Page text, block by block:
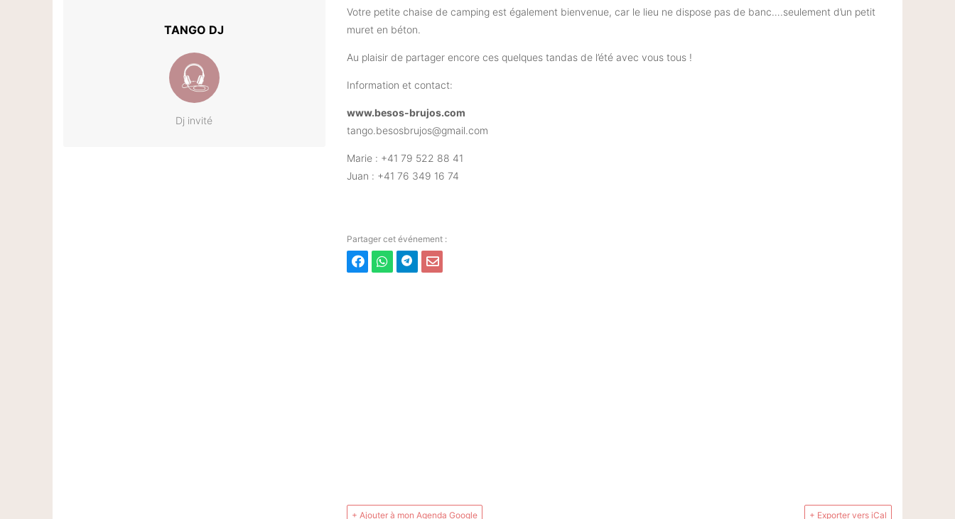
TANGO DJ
Dj invité
Votre petite chaise de camping est également bienvenue, car le lieu ne dispose pas de banc….seulement d’un petit
muret en béton.
Au plaisir de partager encore ces quelques tandas de l’été avec vous tous !
Information et contact:
www.besos-brujos.com
tango.besosbrujos@gmail.com
Marie : +41 79 522 88 41
Juan : +41 76 349 16 74
+ Ajouter à mon Agenda Google + Exporter vers iCal